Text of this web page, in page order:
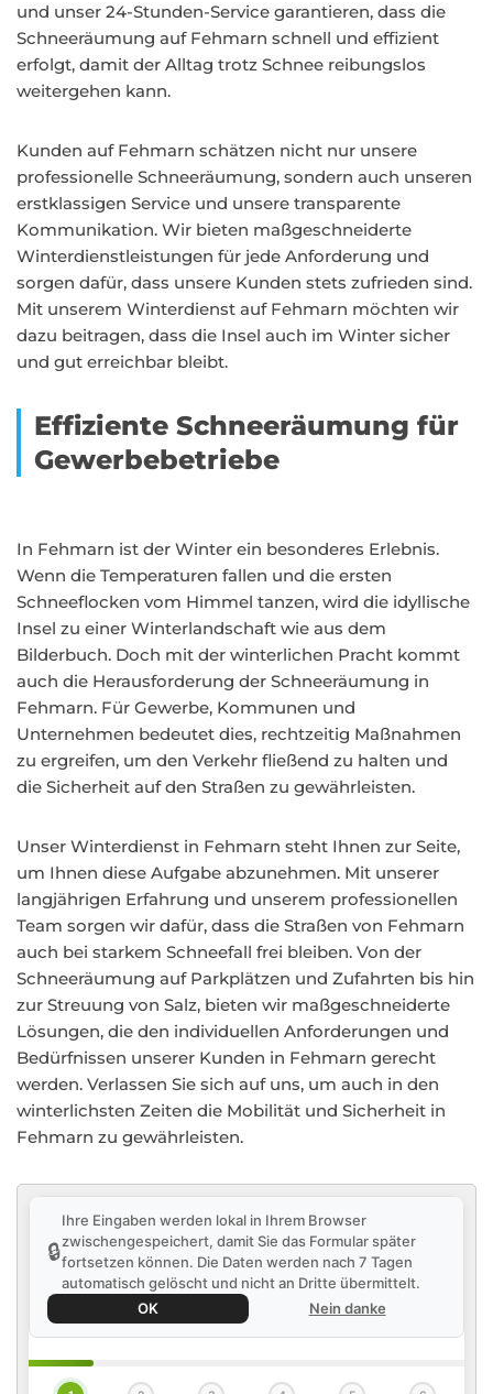
und unser 24-Stunden-Service garantieren, dass die
Schneeräumung auf Fehmarn schnell und effizient
erfolgt, damit der Alltag trotz Schnee reibungslos
weitergehen kann.
Kunden auf Fehmarn schätzen nicht nur unsere
professionelle Schneeräumung, sondern auch unseren
erstklassigen Service und unsere transparente
Kommunikation. Wir bieten maßgeschneiderte
Winterdienstleistungen für jede Anforderung und
sorgen dafür, dass unsere Kunden stets zufrieden sind.
Mit unserem Winterdienst auf Fehmarn möchten wir
dazu beitragen, dass die Insel auch im Winter sicher
und gut erreichbar bleibt.
Effiziente Schneeräumung für
Gewerbebetriebe
In Fehmarn ist der Winter ein besonderes Erlebnis.
Wenn die Temperaturen fallen und die ersten
Schneeflocken vom Himmel tanzen, wird die idyllische
Insel zu einer Winterlandschaft wie aus dem
Bilderbuch. Doch mit der winterlichen Pracht kommt
auch die Herausforderung der Schneeräumung in
Fehmarn. Für Gewerbe, Kommunen und
Unternehmen bedeutet dies, rechtzeitig Maßnahmen
zu ergreifen, um den Verkehr fließend zu halten und
die Sicherheit auf den Straßen zu gewährleisten.
Unser Winterdienst in Fehmarn steht Ihnen zur Seite,
um Ihnen diese Aufgabe abzunehmen. Mit unserer
langjährigen Erfahrung und unserem professionellen
Team sorgen wir dafür, dass die Straßen von Fehmarn
auch bei starkem Schneefall frei bleiben. Von der
Schneeräumung auf Parkplätzen und Zufahrten bis hin
zur Streuung von Salz, bieten wir maßgeschneiderte
Lösungen, die den individuellen Anforderungen und
Bedürfnissen unserer Kunden in Fehmarn gerecht
werden. Verlassen Sie sich auf uns, um auch in den
winterlichsten Zeiten die Mobilität und Sicherheit in
Fehmarn zu gewährleisten.
🔒
Ihre Eingaben werden lokal in Ihrem Browser
zwischengespeichert, damit Sie das Formular später
fortsetzen können. Die Daten werden nach 7 Tagen
automatisch gelöscht und nicht an Dritte übermittelt.
OK
Nein danke